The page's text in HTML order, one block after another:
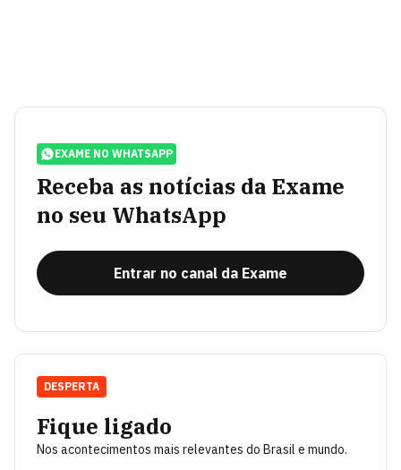
EXAME NO WHATSAPP
Receba as notícias da Exame
no seu WhatsApp
Entrar no canal da Exame
Fique ligado
Nos acontecimentos mais relevantes do Brasil e mundo.
DESPERTA